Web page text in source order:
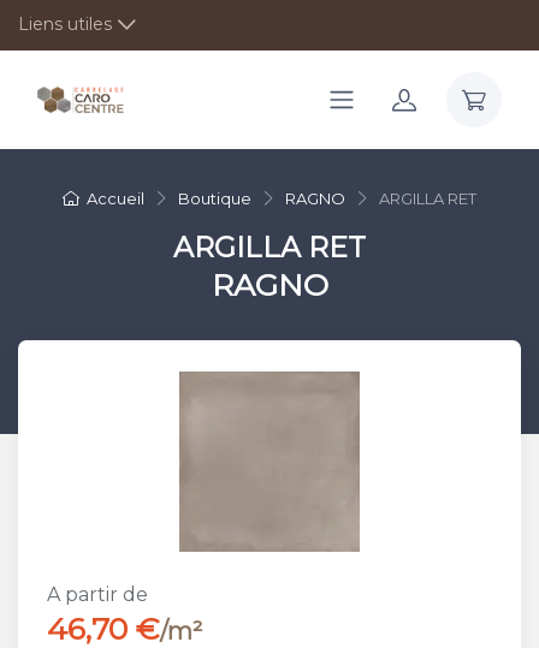
Liens utiles
Accueil Boutique RAGNO ARGILLA RET
ARGILLA RET
RAGNO
A partir de
46,70 €/m²